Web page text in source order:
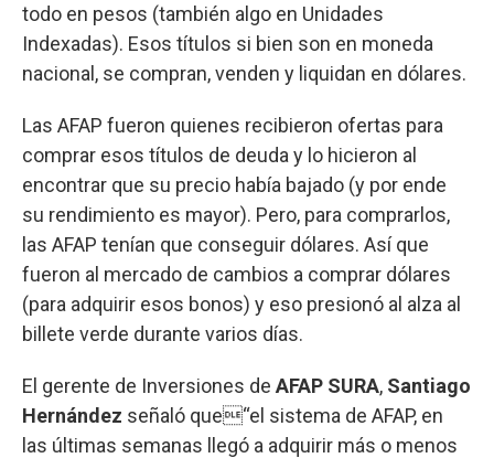
todo en pesos (también algo en Unidades
Indexadas). Esos títulos si bien son en moneda
nacional, se compran, venden y liquidan en dólares.
Las AFAP fueron quienes recibieron ofertas para
comprar esos títulos de deuda y lo hicieron al
encontrar que su precio había bajado (y por ende
su rendimiento es mayor). Pero, para comprarlos,
las AFAP tenían que conseguir dólares. Así que
fueron al mercado de cambios a comprar dólares
(para adquirir esos bonos) y eso presionó al alza al
billete verde durante varios días.
El gerente de Inversiones de AFAP SURA, Santiago
Hernández señaló que“el sistema de AFAP, en
las últimas semanas llegó a adquirir más o menos